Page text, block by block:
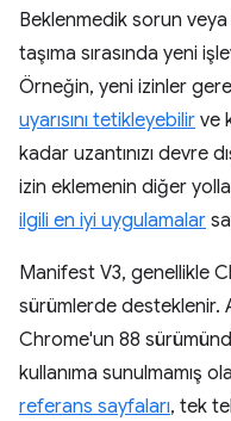
Beklenmedik sorun veya
taşıma sırasında yeni
Örneğin, yeni izinler
uyarısını tetikleyebilir ve
kadar uzantınızı devre
izin eklemenin diğer
ilgili en iyi uygulamalar
Manifest V3, genellikle
sürümlerde desteklenir.
Chrome'un 88
kullanıma sunulmamış
referans sayfaları, tek